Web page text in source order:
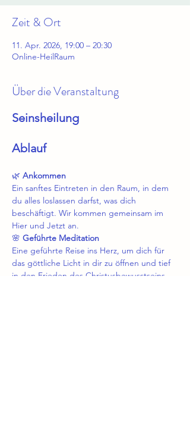
Zeit & Ort
11. Apr. 2026, 19:00 – 20:30
Online-HeilRaum
Über die Veranstaltung
Seinsheilung
Ablauf
🌿 Ankommen
Ein sanftes Eintreten in den Raum, in dem
du alles loslassen darfst, was dich
beschäftigt. Wir kommen gemeinsam im
Hier und Jetzt an.
🌸 Geführte Meditation
Eine geführte Reise ins Herz, um dich für
das göttliche Licht in dir zu öffnen und tief
in den Frieden des Christusbewusstseins